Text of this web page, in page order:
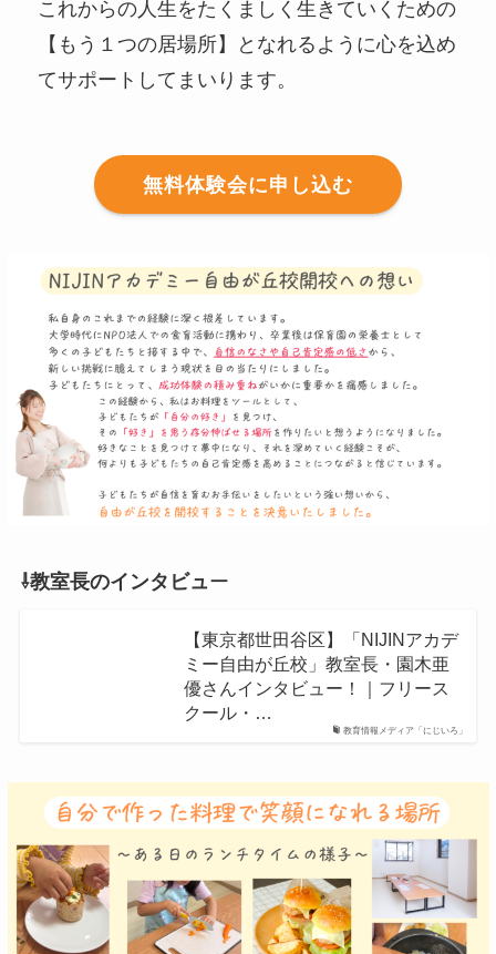
これからの人生をたくましく生きていくための
【もう１つの居場所】となれるように心を込め
てサポートしてまいります。
無料体験会に申し込む
⇩教室長のインタビュー
教育情報メディア「にじいろ」
【東京都世田谷区】「NIJINアカデ
ミー自由が丘校」教室長・園木亜
優さんインタビュー！｜フリース
クール・…